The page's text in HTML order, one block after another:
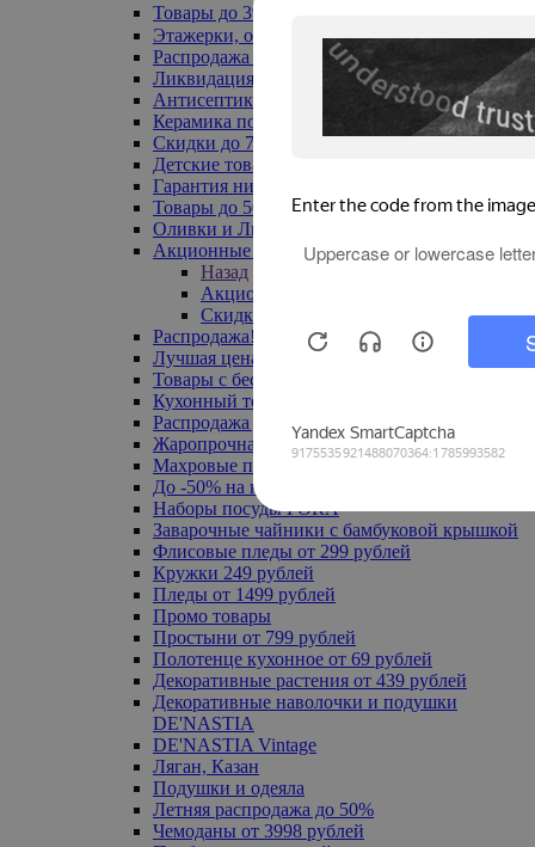
Товары до 399₽
Этажерки, обувницы
Распродажа текстиля до -50%
Ликвидация до -70%
Антисептики
Керамика по 129 руб
Скидки до 70%
Детские товары
Гарантия низкой цены
Товары до 500 руб
Оливки и Лимоны
Акционные товары
Назад
Акционные товары
Скидка 20% по промокоду
Распродажа! Ульяновск до -70%
Лучшая цена
Товары с бесплатной доставкой
Кухонный текстиль
Распродажа до -50%
Жаропрочная посуда
Махровые полотенца
До -50% на ковры
Наборы посуды FORA
Заварочные чайники с бамбуковой крышкой
Флисовые пледы от 299 рублей
Кружки 249 рублей
Пледы от 1499 рублей
Промо товары
Простыни от 799 рублей
Полотенце кухонное от 69 рублей
Декоративные растения от 439 рублей
Декоративные наволочки и подушки
DE'NASTIA
DE'NASTIA Vintage
Ляган, Казан
Подушки и одеяла
Летняя распродажа до 50%
Чемоданы от 3998 рублей